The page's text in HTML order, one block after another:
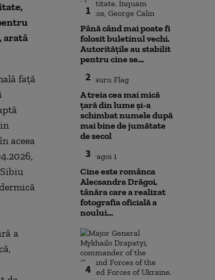
arată
față
aceea
a
1
Până când mai poate fi
folosit buletinul vechi.
Autoritățile au stabilit
pentru cine se...
2
A treia cea mai mică
țară din lume și-a
schimbat numele după
mai bine de jumătate
de secol
3
Cine este românca
Alecsandra Drăgoi,
tânăra care a realizat
fotografia oficială a
noului...
4